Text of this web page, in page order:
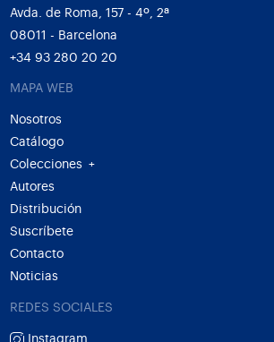
Avda. de Roma, 157 - 4º, 2ª
08011 - Barcelona
+34 93 280 20 20
MAPA WEB
Nosotros
Catálogo
Colecciones
+
Autores
Distribución
Suscríbete
Contacto
Noticias
REDES SOCIALES
Instagram